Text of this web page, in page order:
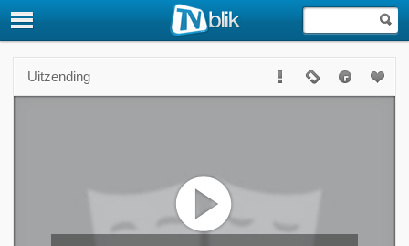
Uitzending